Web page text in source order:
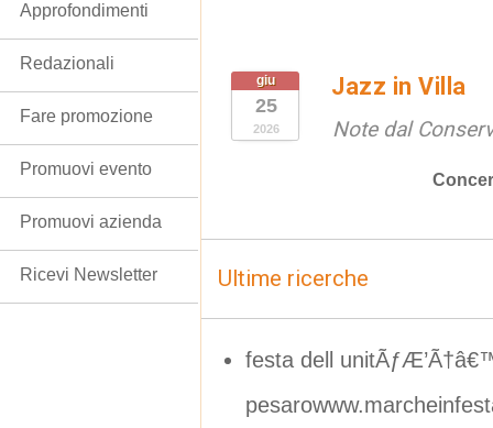
giu
25
2026
Jazz in Villa
Note dal
Ultime ricerche
festa dell
Approfondimenti
Redazionali
Fare promozione
Promuovi evento
Promuovi azienda
Ricevi Newsletter